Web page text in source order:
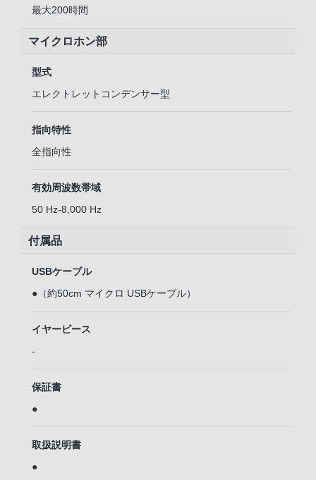
最大200時間
マイクロホン部
型式
エレクトレットコンデンサー型
指向特性
全指向性
有効周波数帯域
50 Hz-8,000 Hz
付属品
USBケーブル
●（約50cm マイクロ USBケーブル）
イヤーピース
-
保証書
●
取扱説明書
●